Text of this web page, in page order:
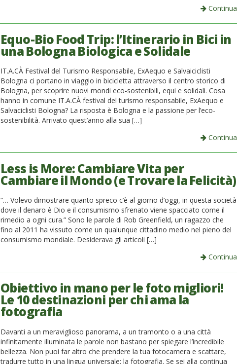
Continua
Equo-Bio Food Trip: l’Itinerario in Bici in
una Bologna Biologica e Solidale
IT.A.CÀ Festival del Turismo Responsabile, ExAequo e Salvaiciclisti
Bologna ci portano in viaggio in bicicletta attraverso il centro storico di
Bologna, per scoprire nuovi mondi eco-sostenibili, equi e solidali. Cosa
hanno in comune IT.A.CÀ festival del turismo responsabile, ExAequo e
Salvaciclisti Bologna? La risposta è Bologna e la passione per l’eco-
sostenibilità. Arrivato quest’anno alla sua […]
Continua
Less is More: Cambiare Vita per
Cambiare il Mondo (e Trovare la Felicità)
“… Volevo dimostrare quanto spreco c’è al giorno d’oggi, in questa società
dove il denaro è Dio e il consumismo sfrenato viene spacciato come il
rimedio a ogni cura.” Sono le parole di Rob Greenfield, un ragazzo che
fino al 2011 ha vissuto come un qualunque cittadino medio nel pieno del
consumismo mondiale. Desiderava gli articoli […]
Continua
Obiettivo in mano per le foto migliori!
Le 10 destinazioni per chi ama la
fotografia
Davanti a un meraviglioso panorama, a un tramonto o a una città
infinitamente illuminata le parole non bastano per spiegare l’incredibile
bellezza. Non puoi far altro che prendere la tua fotocamera e scattare,
tradurre tutto in una lingua universale: la fotografia. Se sei alla continua